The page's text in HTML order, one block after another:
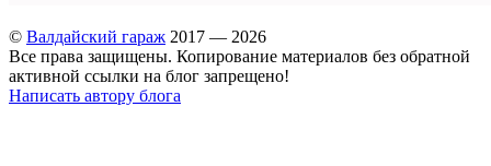
© Валдайский гараж 2017 — 2026
Все права защищены. Копирование материалов без обратной
активной ссылки на блог запрещено!
Написать автору блога